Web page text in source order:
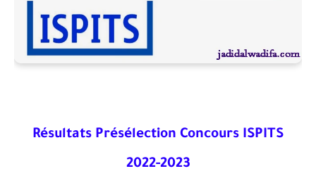
Résultats Présélection Concours ISPITS
2022-2023